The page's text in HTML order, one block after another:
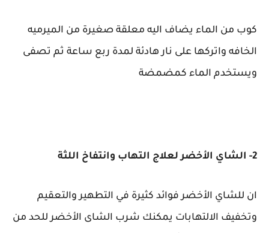
كوب من الماء يضاف اليه معلقة صغيرة من الميرميه
الخافه واتركها على نار هادئة لمدة ربع ساعة ثم تصفى
ويستخدم الماء كمضمضة
2- الشاي الأخضر لعلاج التهاب وانتفاخ اللثة
ان للشاي الأخضر فوائد كثيرة في التطهير والتعقيم
وتخفيف الالتهابات يمكنك شرب الشاى الأخضر للحد من